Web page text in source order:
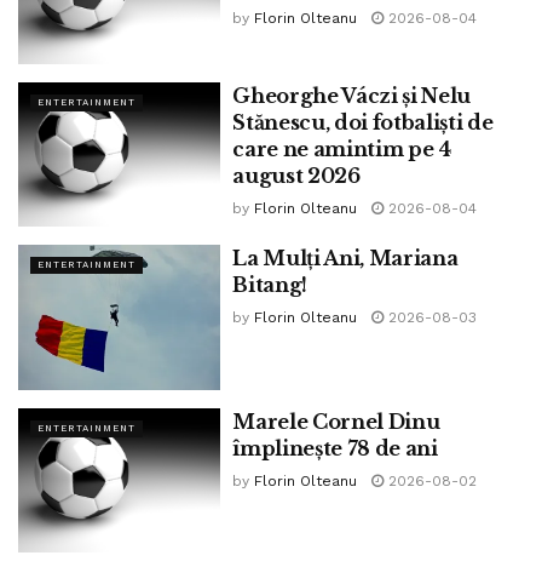
by Florin Olteanu 2026-08-04
ENTERTAINMENT
Gheorghe Váczi și Nelu
Stănescu, doi fotbaliști de
care ne amintim pe 4
august 2026
by Florin Olteanu 2026-08-04
ENTERTAINMENT
La Mulți Ani, Mariana
Bitang!
by Florin Olteanu 2026-08-03
ENTERTAINMENT
Marele Cornel Dinu
împlinește 78 de ani
by Florin Olteanu 2026-08-02